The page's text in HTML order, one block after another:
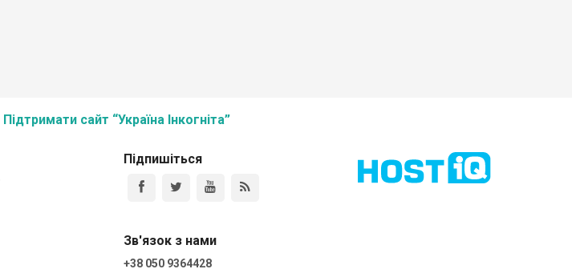
Підтримати сайт “Україна Інкогніта”
Підпишіться
Зв'язок з нами
+38 050 9364428